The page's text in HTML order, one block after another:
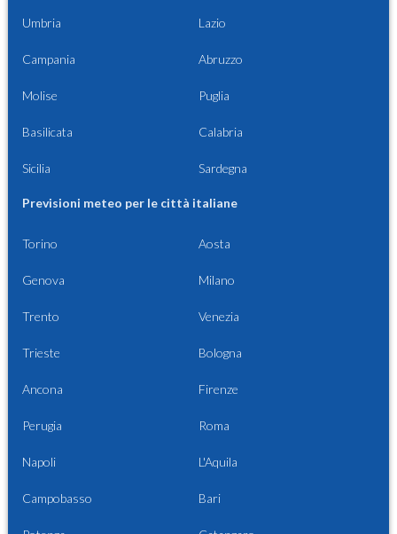
Umbria Lazio
Campania Abruzzo
Molise Puglia
Basilicata Calabria
Sicilia Sardegna
Previsioni meteo per le città italiane
Torino Aosta
Genova Milano
Trento Venezia
Trieste Bologna
Ancona Firenze
Perugia Roma
Napoli L'Aquila
Campobasso Bari